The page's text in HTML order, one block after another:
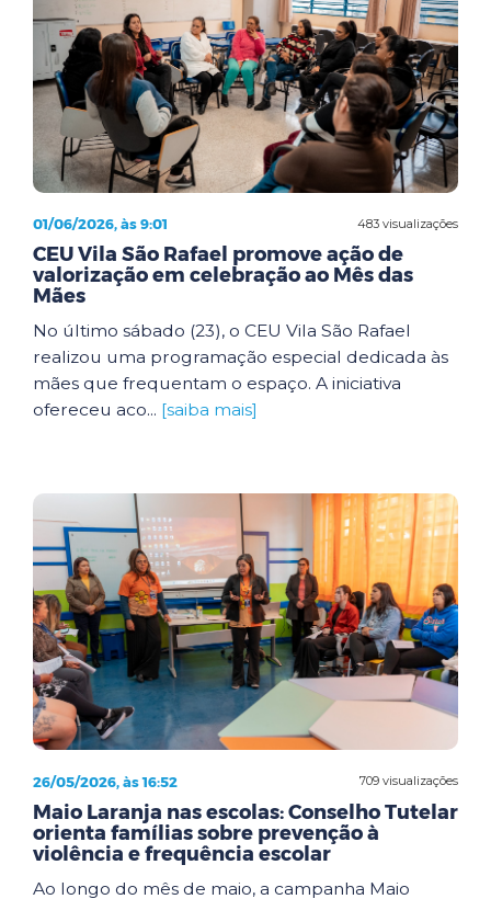
483 visualizações
01/06/2026, às 9:01
CEU Vila São Rafael promove ação de
valorização em celebração ao Mês das
Mães
No último sábado (23), o CEU Vila São Rafael
realizou uma programação especial dedicada às
mães que frequentam o espaço. A iniciativa
ofereceu aco... [saiba mais]
709 visualizações
26/05/2026, às 16:52
Maio Laranja nas escolas: Conselho Tutelar
orienta famílias sobre prevenção à
violência e frequência escolar
Ao longo do mês de maio, a campanha Maio